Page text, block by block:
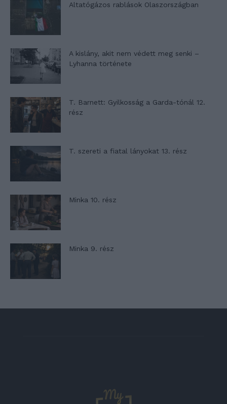
Altatógázos rablások Olaszországban
A kislány, akit nem védett meg senki –
Lyhanna története
T. Barnett: Gyilkosság a Garda-tónál 12.
rész
T. szereti a fiatal lányokat 13. rész
Minka 10. rész
Minka 9. rész